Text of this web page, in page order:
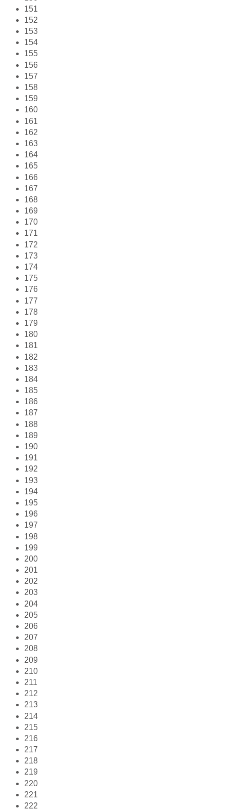
151
152
153
154
155
156
157
158
159
160
161
162
163
164
165
166
167
168
169
170
171
172
173
174
175
176
177
178
179
180
181
182
183
184
185
186
187
188
189
190
191
192
193
194
195
196
197
198
199
200
201
202
203
204
205
206
207
208
209
210
211
212
213
214
215
216
217
218
219
220
221
222